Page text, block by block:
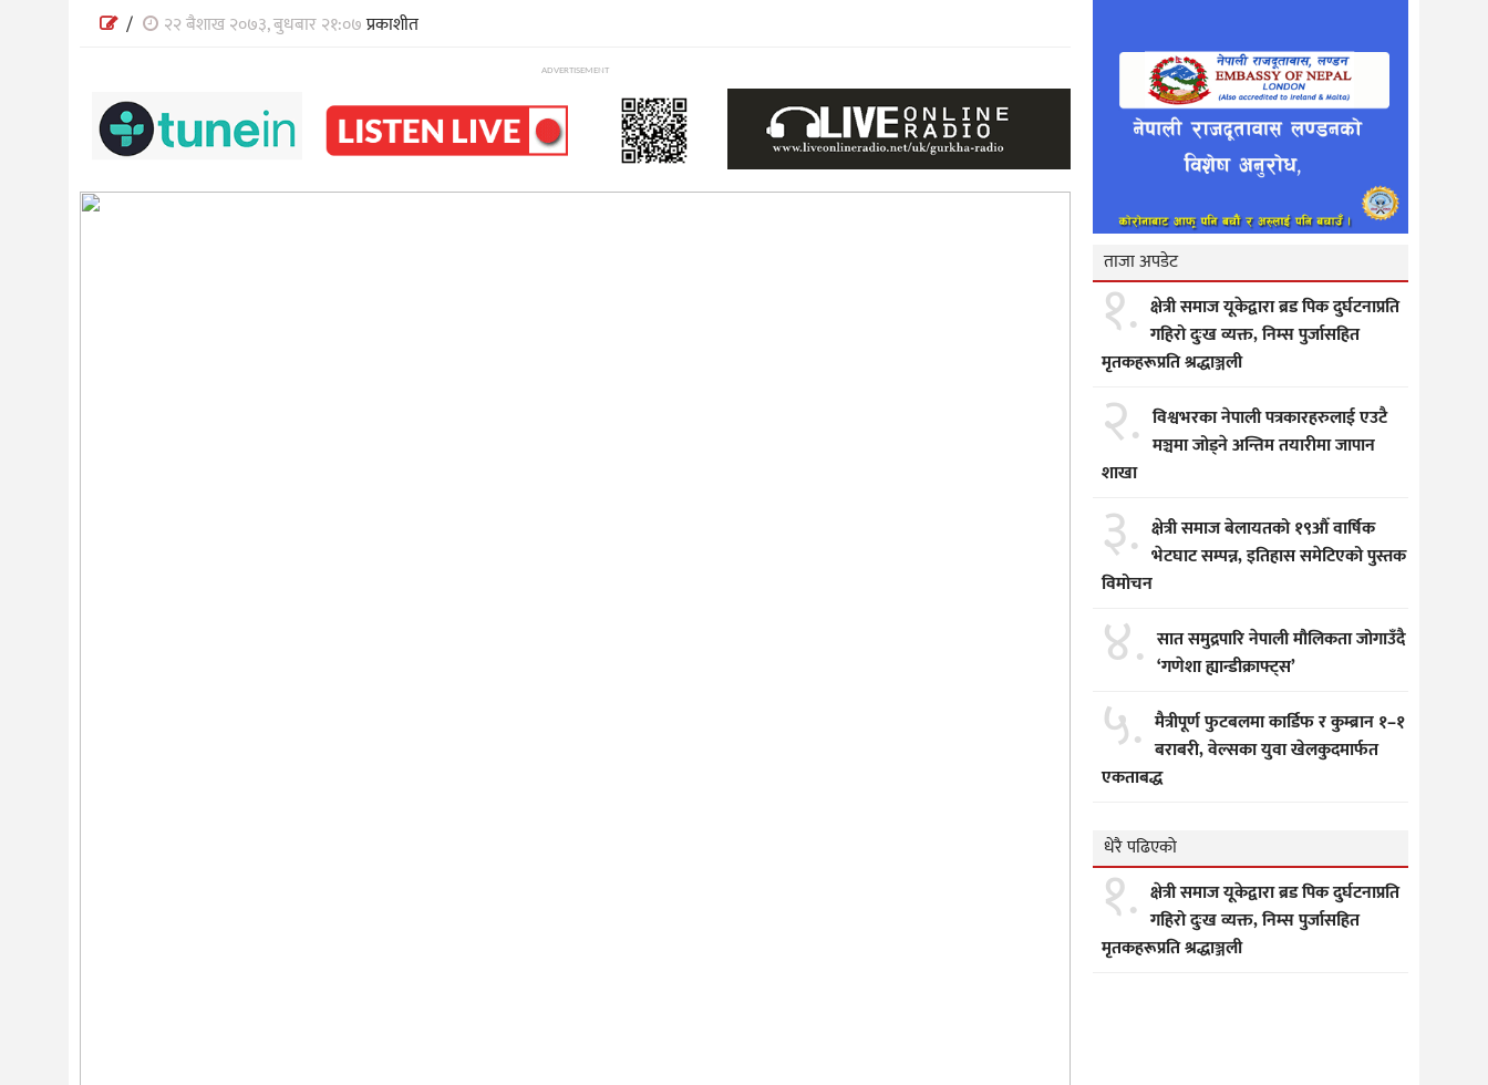
/ २२ बैशाख २०७३, बुधबार २१:०७प्रकाशीत
ADVERTISEMENT
ताजा अपडेट
१. क्षेत्री समाज यूकेद्वारा ब्रड पिक दुर्घटनाप्रति
गहिरो दुःख व्यक्त, निम्स पुर्जासहित
मृतकहरूप्रति श्रद्धाञ्जली
२. विश्वभरका नेपाली पत्रकारहरुलाई एउटै
मञ्चमा जोड्ने अन्तिम तयारीमा जापान
शाखा
३. क्षेत्री समाज बेलायतको १९औँ वार्षिक
भेटघाट सम्पन्न, इतिहास समेटिएको पुस्तक
विमोचन
४. सात समुद्रपारि नेपाली मौलिकता जोगाउँदै
‘गणेशा ह्यान्डीक्राफ्ट्स’
५. मैत्रीपूर्ण फुटबलमा कार्डिफ र कुम्ब्रान १–१
बराबरी, वेल्सका युवा खेलकुदमार्फत
एकताबद्ध
धेरै पढिएको
१. क्षेत्री समाज यूकेद्वारा ब्रड पिक दुर्घटनाप्रति
गहिरो दुःख व्यक्त, निम्स पुर्जासहित
मृतकहरूप्रति श्रद्धाञ्जली